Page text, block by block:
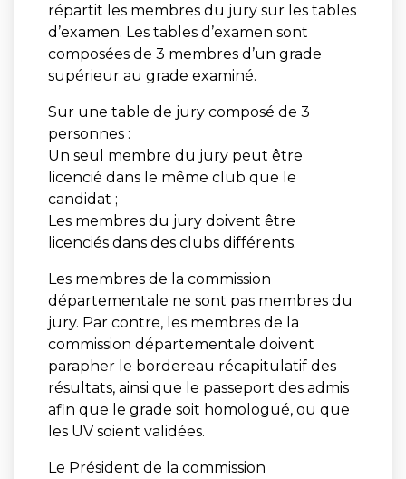
répartit les membres du jury sur les tables
d’examen. Les tables d’examen sont
composées de 3 membres d’un grade
supérieur au grade examiné.
Sur une table de jury composé de 3
personnes :
Un seul membre du jury peut être
licencié dans le même club que le
candidat ;
Les membres du jury doivent être
licenciés dans des clubs différents.
Les membres de la commission
départementale ne sont pas membres du
jury. Par contre, les membres de la
commission départementale doivent
parapher le bordereau récapitulatif des
résultats, ainsi que le passeport des admis
afin que le grade soit homologué, ou que
les UV soient validées.
Le Président de la commission